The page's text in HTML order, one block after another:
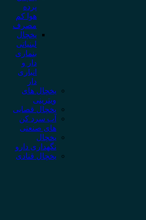
پرده
هوا کم
مصرف
یخچال
لبنیاتی
بنماری
دار و
انباری
دار
یخچال های
ویترینی
یخچال قصابی
آب سرد کن
های صنعتی
یخچال
نگهداری دارو
یخچال قنادی